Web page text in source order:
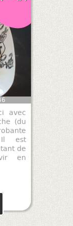
avec
(du
Il est
de
en